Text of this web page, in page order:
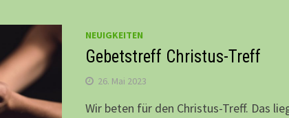
NEUIGKEITEN
Gebetstreff Christus-Treff
26. Mai 2023
Wir beten für den Christus-Treff. Das